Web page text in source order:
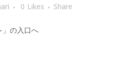
0 Likes Share
」の入口へ